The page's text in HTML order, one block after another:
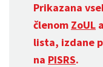
Prikazana
členom ZoUL
lista, izdane
na PISRS.